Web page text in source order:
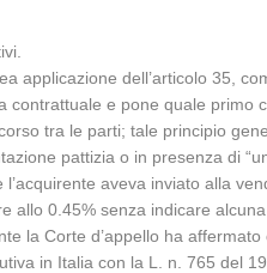
applicazione dell’articolo 35,
contrattuale e pone quale primo
tra le parti; tale principio
pattizia o in presenza di
aveva inviato alla
allo 0.45% senza indicare
la Corte d’appello ha
in Italia con la L. n. 765 del